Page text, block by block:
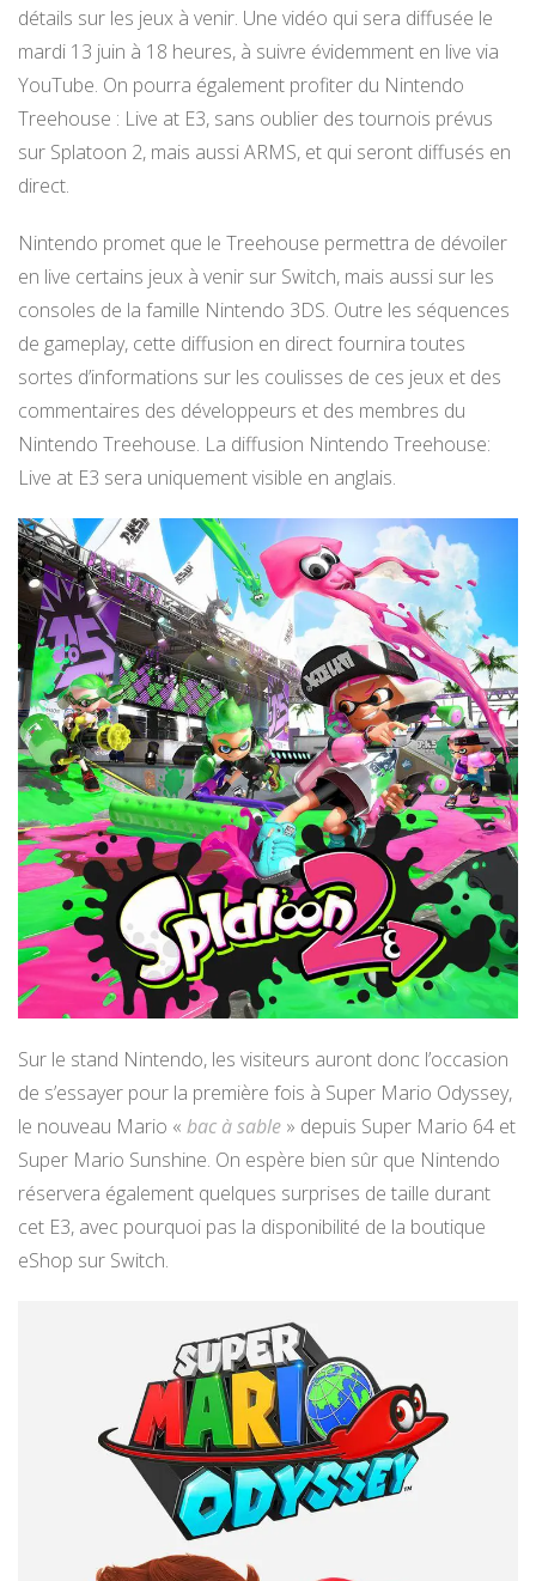
détails sur les jeux à venir. Une vidéo qui sera diffusée le
mardi 13 juin à 18 heures, à suivre évidemment en live via
YouTube. On pourra également profiter du Nintendo
Treehouse : Live at E3, sans oublier des tournois prévus
sur Splatoon 2, mais aussi ARMS, et qui seront diffusés en
direct.
Nintendo promet que le Treehouse permettra de dévoiler
en live certains jeux à venir sur Switch, mais aussi sur les
consoles de la famille Nintendo 3DS. Outre les séquences
de gameplay, cette diffusion en direct fournira toutes
sortes d’informations sur les coulisses de ces jeux et des
commentaires des développeurs et des membres du
Nintendo Treehouse. La diffusion Nintendo Treehouse:
Live at E3 sera uniquement visible en anglais.
Sur le stand Nintendo, les visiteurs auront donc l’occasion
de s’essayer pour la première fois à Super Mario Odyssey,
le nouveau Mario « bac à sable » depuis Super Mario 64 et
Super Mario Sunshine. On espère bien sûr que Nintendo
réservera également quelques surprises de taille durant
cet E3, avec pourquoi pas la disponibilité de la boutique
eShop sur Switch.